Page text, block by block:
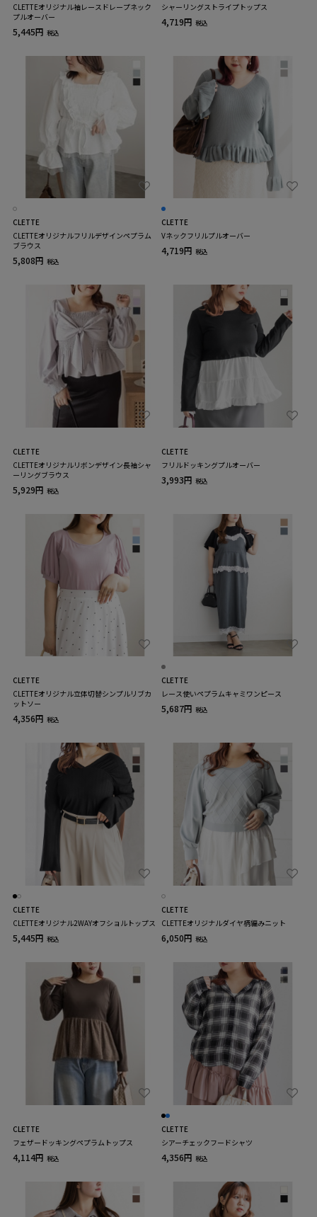
CLETTEオリジナル袖レースドレープネック
プルオーバー
5,445円 税込
シャーリングストライプトップス
4,719円 税込
CLETTE
CLETTEオリジナルフリルデザインペプラム
ブラウス
5,808円 税込
CLETTE
Vネックフリルプルオーバー
4,719円 税込
CLETTE
CLETTEオリジナルリボンデザイン長袖シャ
ーリングブラウス
5,929円 税込
CLETTE
フリルドッキングプルオーバー
3,993円 税込
CLETTE
CLETTEオリジナル立体切替シンプルリブカ
ットソー
4,356円 税込
CLETTE
レース使いペプラムキャミワンピース
5,687円 税込
CLETTE
CLETTEオリジナル2WAYオフショルトップス
5,445円 税込
CLETTE
CLETTEオリジナルダイヤ柄編みニット
6,050円 税込
CLETTE
フェザードッキングペプラムトップス
4,114円 税込
CLETTE
シアーチェックフードシャツ
4,356円 税込